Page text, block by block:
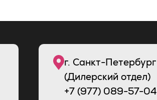
г. Санкт-Петербург
(Дилерский отдел)
+7 (977) 089-57-04